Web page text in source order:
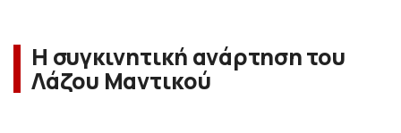
Η συγκινητική ανάρτηση του
Λάζου Μαντικού